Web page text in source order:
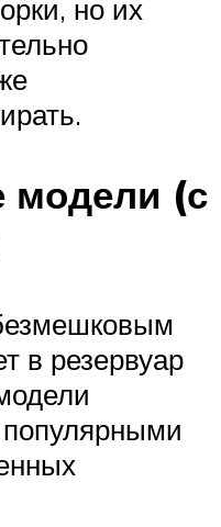
но их
модели (с
в резервуар